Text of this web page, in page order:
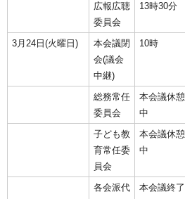
広報広聴
委員会
13時30分
3月24日(火曜日)
本会議閉
会(議会
中継)
10時
総務常任
委員会
本会議休憩
中
子ども教
育常任委
員会
本会議休憩
中
各会派代
本会議終了